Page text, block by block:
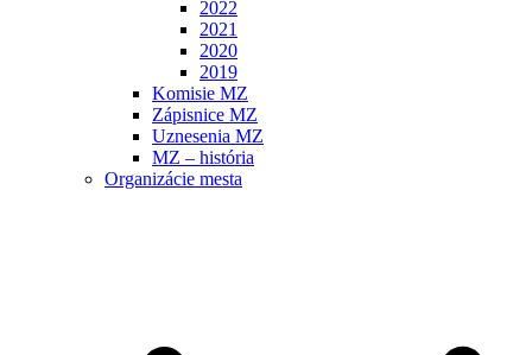
2022
2021
2020
2019
Komisie MZ
Zápisnice MZ
Uznesenia MZ
MZ – história
Organizácie mesta